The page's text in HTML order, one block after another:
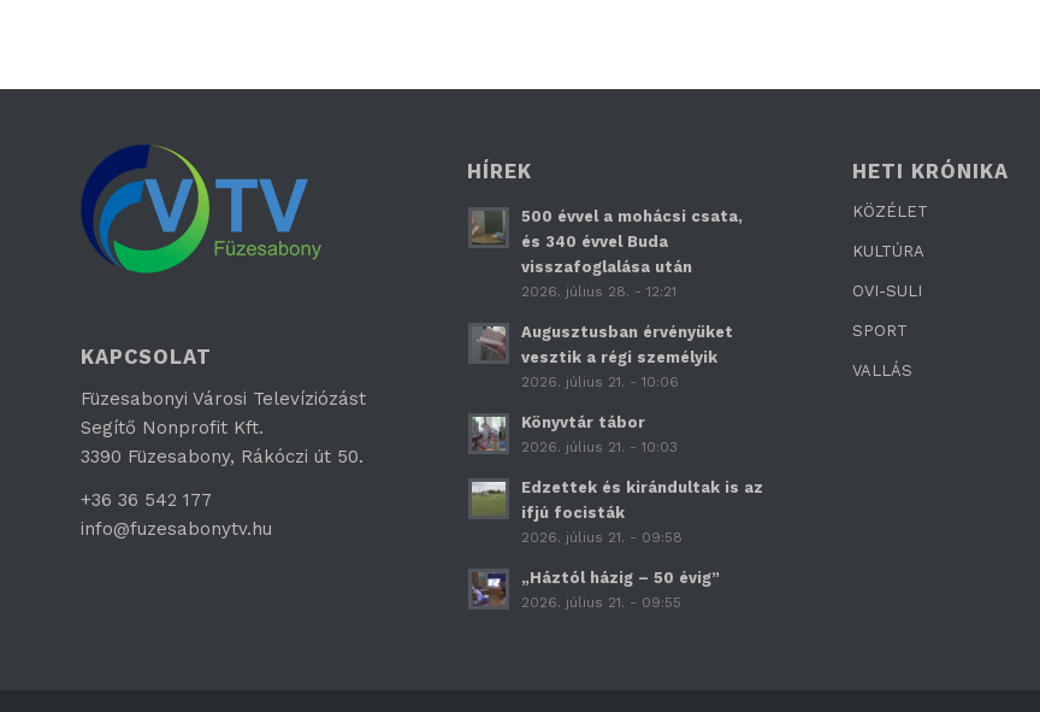
KAPCSOLAT
Füzesabonyi Városi Televíziózást
Segítő Nonprofit Kft.
3390 Füzesabony, Rákóczi út 50.
+36 36 542 177
info@fuzesabonytv.hu
HÍREK
500 évvel a mohácsi csata,
és 340 évvel Buda
visszafoglalása után
2026. július 28. - 12:21
Augusztusban érvényüket
vesztik a régi személyik
2026. július 21. - 10:06
Könyvtár tábor
2026. július 21. - 10:03
Edzettek és kirándultak is az
ifjú focisták
2026. július 21. - 09:58
„Háztól házig – 50 évig”
2026. július 21. - 09:55
HETI KRÓNIKA
KÖZÉLET
KULTÚRA
OVI-SULI
SPORT
VALLÁS